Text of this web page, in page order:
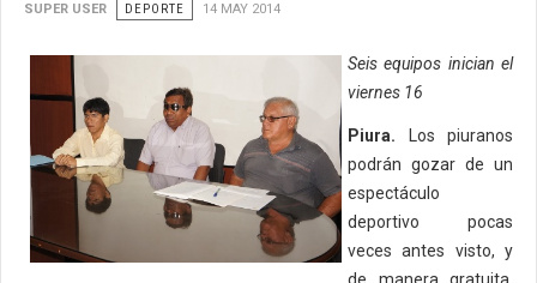
SUPER USER DEPORTE 14 MAY 2014
Seis equipos inician el
viernes 16
Piura. Los piuranos
podrán gozar de un
espectáculo
deportivo pocas
veces antes visto, y